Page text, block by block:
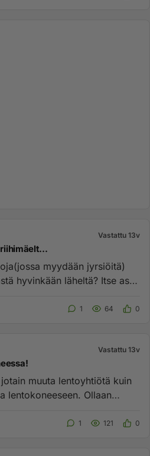
Vastattu 13v
myydään jyrsiöitä)
hyvinkään läheltä? Itse asun
1 64 0
Vastattu 13v
lentokoneeseen. Ollaan
1 121 0